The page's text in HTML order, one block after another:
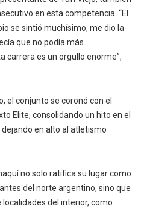
en esta competencia. “El
se sintió muchísimo, me dio la
que no podía más.
carrera es un orgullo enorme”,
el conjunto se coronó con el
Elite, consolidando un hito en el
en alto al atletismo
no solo ratifica su lugar como
del norte argentino, sino que
del interior, como